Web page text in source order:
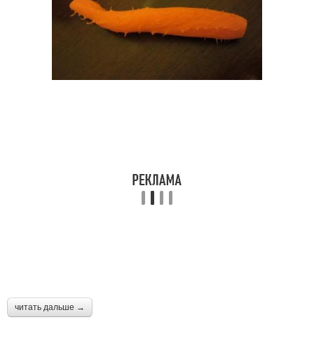
читать дальше →